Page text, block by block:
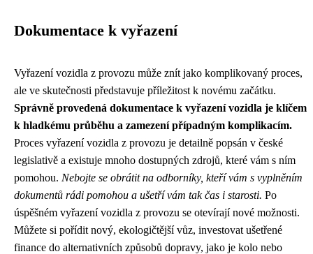
Dokumentace k vyřazení
Vyřazení vozidla z provozu může znít jako komplikovaný proces,
ale ve skutečnosti představuje příležitost k novému začátku.
Správně provedená dokumentace k vyřazení vozidla je klíčem
k hladkému průběhu a zamezení případným komplikacím.
Proces vyřazení vozidla z provozu je detailně popsán v české
legislativě a existuje mnoho dostupných zdrojů, které vám s ním
pomohou. Nebojte se obrátit na odborníky, kteří vám s vyplněním
dokumentů rádi pomohou a ušetří vám tak čas i starosti. Po
úspěšném vyřazení vozidla z provozu se otevírají nové možnosti.
Můžete si pořídit nový, ekologičtější vůz, investovat ušetřené
finance do alternativních způsobů dopravy, jako je kolo nebo